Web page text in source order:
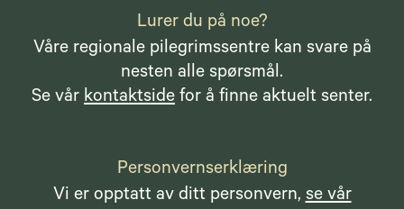
Lurer du på noe?
Våre regionale pilegrimssentre kan svare på
nesten alle spørsmål.
Se vår kontaktside for å finne aktuelt senter.
Personvernserklæring
Vi er opptatt av ditt personvern,se vår